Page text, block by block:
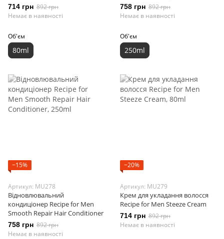
714 грн 892 грн
Немає в наявності
Об'єм
80ml
758 грн 892 грн
Немає в наявності
Об'єм
250ml
−15%
Артикул: MU278
Відновлювальний
кондиціонер Recipe for Men
Smooth Repair Hair Conditioner
758 грн 892 грн
Немає в наявності
−20%
Артикул: MU279
Крем для укладання волосся
Recipe for Men Steeze Cream
714 грн 892 грн
Немає в наявності